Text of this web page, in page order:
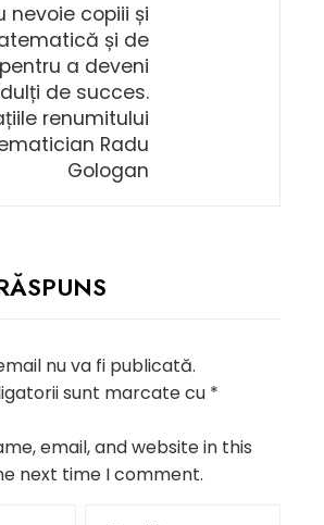
nevoie copiii și
și de
a deveni
de succes.
renumitului
Radu
Gologan
nu va fi publicată.
sunt marcate cu *
email, and website in this
next time I comment.